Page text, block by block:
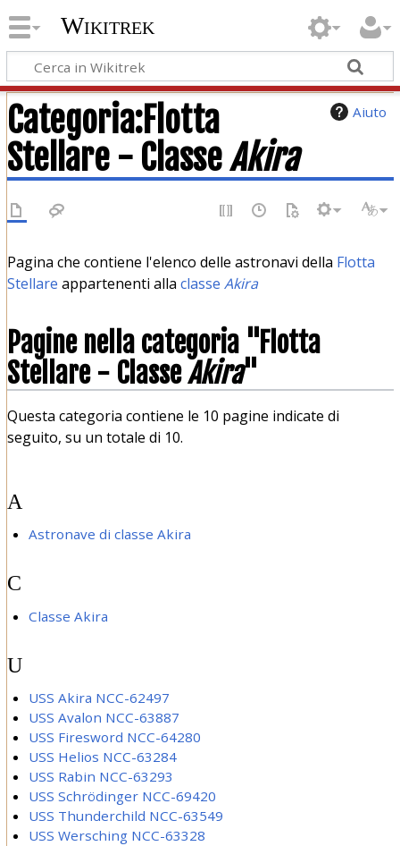
Wikitrek
Aiuto
Categoria:Flotta
Stellare - ClasseAkira
Pagina che contiene l'elenco delle astronavi della Flotta
Stellare appartenenti alla classe Akira
Pagine nella categoria "Flotta
Stellare - ClasseAkira"
Questa categoria contiene le 10 pagine indicate di
seguito, su un totale di 10.
A
Astronave di classe Akira
C
Classe Akira
U
USS Akira NCC-62497
USS Avalon NCC-63887
USS Firesword NCC-64280
USS Helios NCC-63284
USS Rabin NCC-63293
USS Schrödinger NCC-69420
USS Thunderchild NCC-63549
USS Wersching NCC-63328